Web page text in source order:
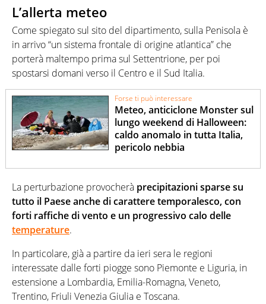
L’allerta meteo
Come spiegato sul sito del dipartimento, sulla Penisola è
in arrivo “un sistema frontale di origine atlantica” che
porterà maltempo prima sul Settentrione, per poi
spostarsi domani verso il Centro e il Sud Italia.
Forse ti può interessare
Meteo, anticiclone Monster sul
lungo weekend di Halloween:
caldo anomalo in tutta Italia,
pericolo nebbia
La perturbazione provocherà precipitazioni sparse su
tutto il Paese anche di carattere temporalesco, con
forti raffiche di vento e un progressivo calo delle
temperature.
In particolare, già a partire da ieri sera le regioni
interessate dalle forti piogge sono Piemonte e Liguria, in
estensione a Lombardia, Emilia-Romagna, Veneto,
Trentino, Friuli Venezia Giulia e Toscana.